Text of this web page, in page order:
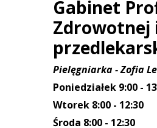
Gabinet
Zdrowotnej
Pielęgniarka - Zofia
Poniedziałek 9:00 -
Wtorek 8:00 - 12:30
Środa 8:00 - 12:30